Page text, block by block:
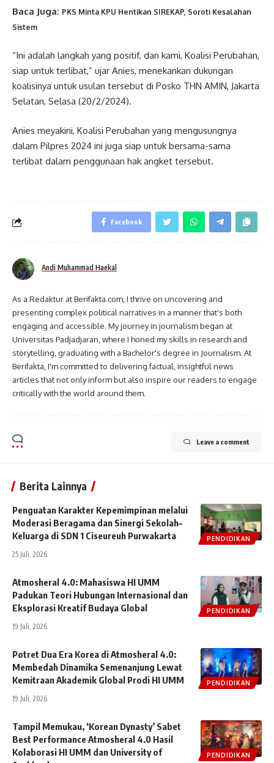
Baca Juga: PKS Minta KPU Hentikan SIREKAP, Soroti Kesalahan
Sistem
“Ini adalah langkah yang positif, dan kami, Koalisi Perubahan,
siap untuk terlibat,” ujar Anies, menekankan dukungan
koalisinya untuk usulan tersebut di Posko THN AMIN, Jakarta
Selatan, Selasa (20/2/2024).
Anies meyakini, Koalisi Perubahan yang mengusungnya
dalam Pilpres 2024 ini juga siap untuk bersama-sama
terlibat dalam penggunaan hak angket tersebut.
Facebook
Andi Muhammad Haekal
As a Redaktur at Berifakta.com, I thrive on uncovering and
presenting complex political narratives in a manner that's both
engaging and accessible. My journey in journalism began at
Universitas Padjadjaran, where I honed my skills in research and
storytelling, graduating with a Bachelor's degree in Journalism. At
Berifakta, I'm committed to delivering factual, insightful news
articles that not only inform but also inspire our readers to engage
critically with the world around them.
Leave a comment
Berita Lainnya
PENDIDIKAN
Penguatan Karakter Kepemimpinan melalui
Moderasi Beragama dan Sinergi Sekolah–
Keluarga di SDN 1 Ciseureuh Purwakarta
25 Juli, 2026
PENDIDIKAN
Atmosheral 4.0: Mahasiswa HI UMM
Padukan Teori Hubungan Internasional dan
Eksplorasi Kreatif Budaya Global
19 Juli, 2026
PENDIDIKAN
Potret Dua Era Korea di Atmosheral 4.0:
Membedah Dinamika Semenanjung Lewat
Kemitraan Akademik Global Prodi HI UMM
19 Juli, 2026
PENDIDIKAN
Tampil Memukau, ‘Korean Dynasty’ Sabet
Best Performance Atmosheral 4.0 Hasil
Kolaborasi HI UMM dan University of